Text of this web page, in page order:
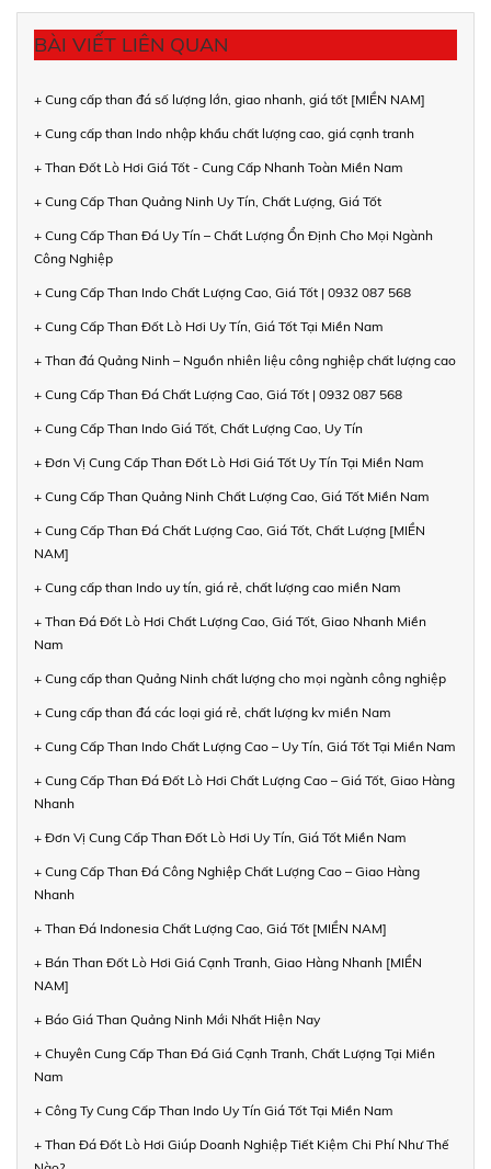
BÀI VIẾT LIÊN QUAN
+ Cung cấp than đá số lượng lớn, giao nhanh, giá tốt [MIỀN NAM]
+ Cung cấp than Indo nhập khẩu chất lượng cao, giá cạnh tranh
+ Than Đốt Lò Hơi Giá Tốt - Cung Cấp Nhanh Toàn Miền Nam
+ Cung Cấp Than Quảng Ninh Uy Tín, Chất Lượng, Giá Tốt
+ Cung Cấp Than Đá Uy Tín – Chất Lượng Ổn Định Cho Mọi Ngành
Công Nghiệp
+ Cung Cấp Than Indo Chất Lượng Cao, Giá Tốt | 0932 087 568
+ Cung Cấp Than Đốt Lò Hơi Uy Tín, Giá Tốt Tại Miền Nam
+ Than đá Quảng Ninh – Nguồn nhiên liệu công nghiệp chất lượng cao
+ Cung Cấp Than Đá Chất Lượng Cao, Giá Tốt | 0932 087 568
+ Cung Cấp Than Indo Giá Tốt, Chất Lượng Cao, Uy Tín
+ Đơn Vị Cung Cấp Than Đốt Lò Hơi Giá Tốt Uy Tín Tại Miền Nam
+ Cung Cấp Than Quảng Ninh Chất Lượng Cao, Giá Tốt Miền Nam
+ Cung Cấp Than Đá Chất Lượng Cao, Giá Tốt, Chất Lượng [MIỀN
NAM]
+ Cung cấp than Indo uy tín, giá rẻ, chất lượng cao miền Nam
+ Than Đá Đốt Lò Hơi Chất Lượng Cao, Giá Tốt, Giao Nhanh Miền
Nam
+ Cung cấp than Quảng Ninh chất lượng cho mọi ngành công nghiệp
+ Cung cấp than đá các loại giá rẻ, chất lượng kv miền Nam
+ Cung Cấp Than Indo Chất Lượng Cao – Uy Tín, Giá Tốt Tại Miền Nam
+ Cung Cấp Than Đá Đốt Lò Hơi Chất Lượng Cao – Giá Tốt, Giao Hàng
Nhanh
+ Đơn Vị Cung Cấp Than Đốt Lò Hơi Uy Tín, Giá Tốt Miền Nam
+ Cung Cấp Than Đá Công Nghiệp Chất Lượng Cao – Giao Hàng
Nhanh
+ Than Đá Indonesia Chất Lượng Cao, Giá Tốt [MIỀN NAM]
+ Bán Than Đốt Lò Hơi Giá Cạnh Tranh, Giao Hàng Nhanh [MIỀN
NAM]
+ Báo Giá Than Quảng Ninh Mới Nhất Hiện Nay
+ Chuyên Cung Cấp Than Đá Giá Cạnh Tranh, Chất Lượng Tại Miền
Nam
+ Công Ty Cung Cấp Than Indo Uy Tín Giá Tốt Tại Miền Nam
+ Than Đá Đốt Lò Hơi Giúp Doanh Nghiệp Tiết Kiệm Chi Phí Như Thế